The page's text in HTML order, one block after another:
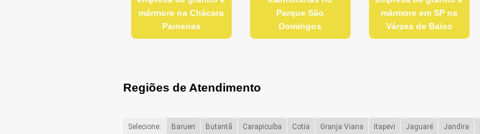
mármore na Chácara
Paineiras
Parque São
Domingos
mármore em SP na
Várzea de Baixo
Regiões de Atendimento
Selecione: Barueri Butantã Carapicuíba Cotia Granja Viana Itapevi Jaguaré Jandira